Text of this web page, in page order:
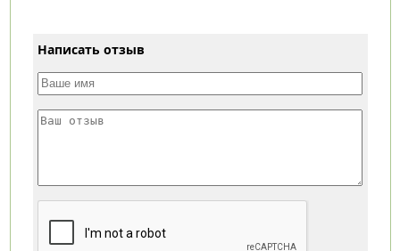
Написать отзыв